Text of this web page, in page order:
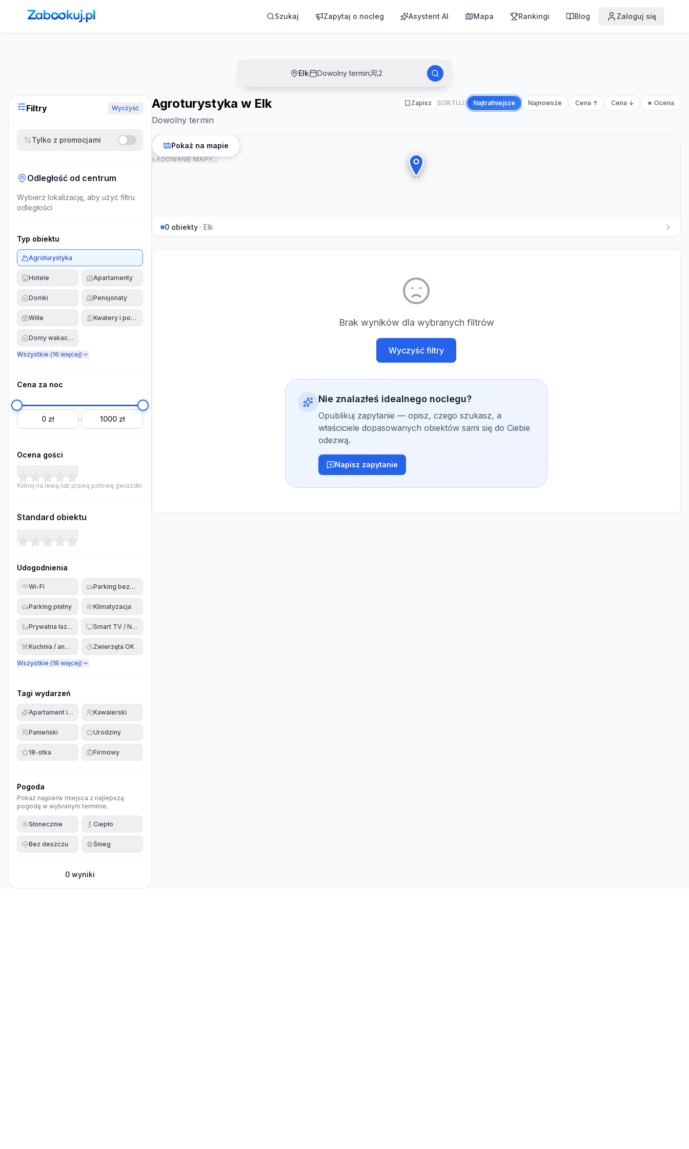
Strona główna ›Noclegi Szukaj Zapytaj o nocleg Asystent AI Mapa Rankingi Blog Zaloguj się
Elk Dowolny termin 2
Filtry Wyczyść
Tylko z promocjami
Odległość od centrum
Wybierz lokalizację, aby użyć filtru
odległości
Typ obiektu
Agroturystyka
Hotele Apartamenty
Domki Pensjonaty
Wille Kwatery i pokoje
Domy wakacyjne
Wszystkie (16 więcej)
Cena za noc
0 zł – 1000 zł
Ocena gości
Kliknij na lewą lub prawą połowę gwiazdki
Standard obiektu
Udogodnienia
Wi-Fi Parking bezpłatny
Parking płatny Klimatyzacja
Prywatna łazienka Smart TV / Netflix
Kuchnia / aneks Zwierzęta OK
Wszystkie (18 więcej)
Tagi wydarzeń
Apartament imprezowyKawalerski
Panieński Urodziny
18-stka Firmowy
Pogoda
Pokaż najpierw miejsca z najlepszą
pogodą w wybranym terminie.
Słonecznie Ciepło
Bez deszczu Śnieg
0 wyniki
Agroturystyka w Elk
Dowolny termin
Zapisz SORTUJ: Najtrafniejsze Najnowsze Cena ↑ Cena ↓ ★ Ocena
ŁADOWANIE MAPY…
Pokaż na mapie
0 obiekty · Elk
Brak wyników dla wybranych filtrów
Wyczyść filtry
Nie znalazłeś idealnego noclegu?
Opublikuj zapytanie — opisz, czego szukasz, a
właściciele dopasowanych obiektów sami się do Ciebie
odezwą.
Napisz zapytanie